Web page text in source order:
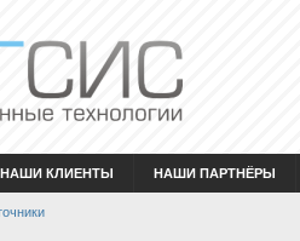
НАШИ КЛИЕНТЫ НАШИ ПАРТНЁРЫ